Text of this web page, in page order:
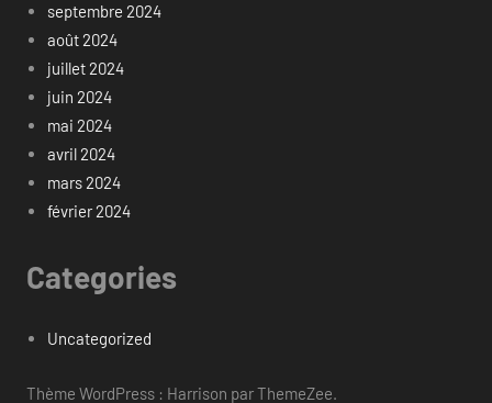
septembre 2024
août 2024
juillet 2024
juin 2024
mai 2024
avril 2024
mars 2024
février 2024
Categories
Uncategorized
Thème WordPress : Harrison par ThemeZee.